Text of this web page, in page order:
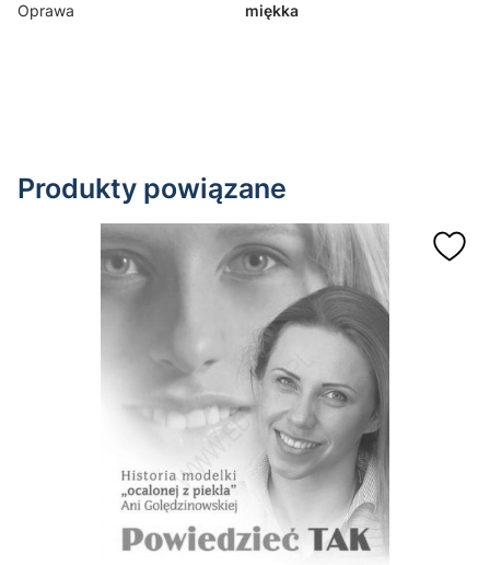
Oprawa miękka
Produkty powiązane